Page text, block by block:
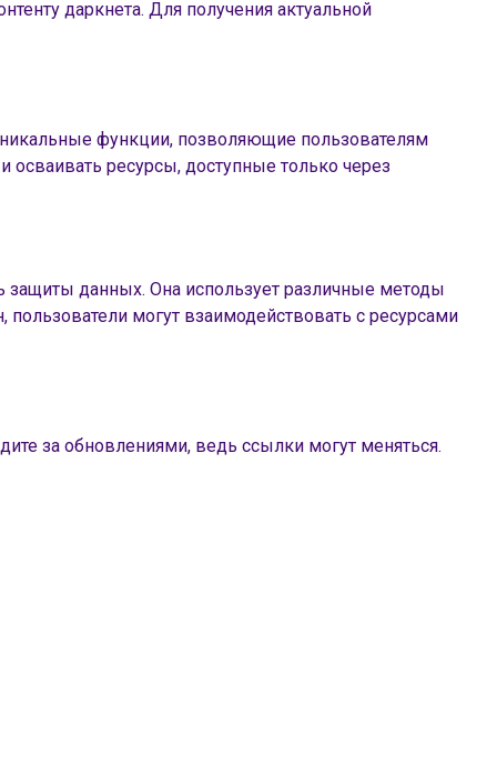
даркнета. Для получения актуальной
функции, позволяющие пользователям
ресурсы, доступные только через
защиты данных. Она использует различные методы
могут взаимодействовать с ресурсами
за обновлениями, ведь ссылки могут меняться.